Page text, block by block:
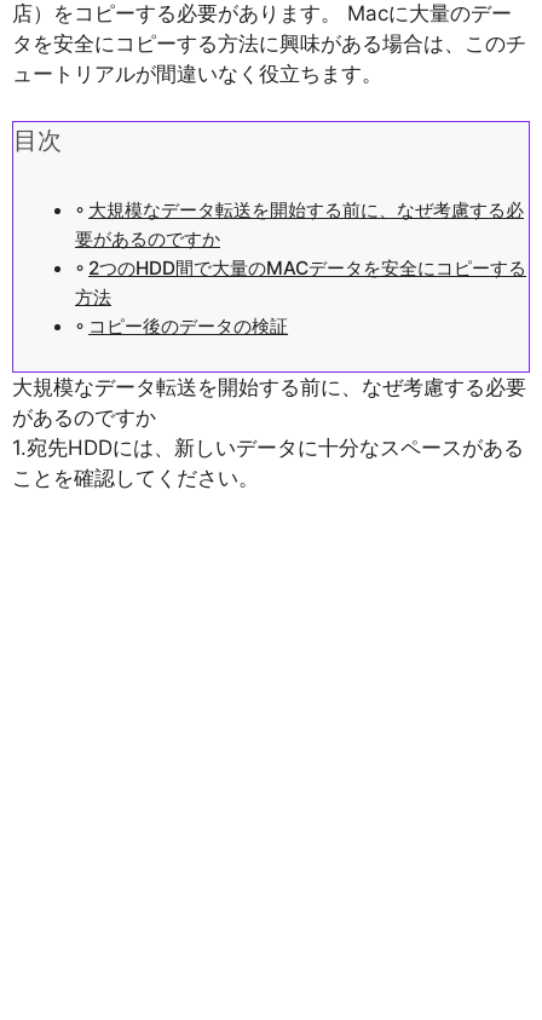
店）をコピーする必要があります。 Macに大量のデー
タを安全にコピーする方法に興味がある場合は、このチ
ュートリアルが間違いなく役立ちます。
目次
大規模なデータ転送を開始する前に、なぜ考慮する必
要があるのですか
2つのHDD間で大量のMACデータを安全にコピーする
方法
コピー後のデータの検証
大規模なデータ転送を開始する前に、なぜ考慮する必要
があるのですか
1.宛先HDDには、新しいデータに十分なスペースがある
ことを確認してください。